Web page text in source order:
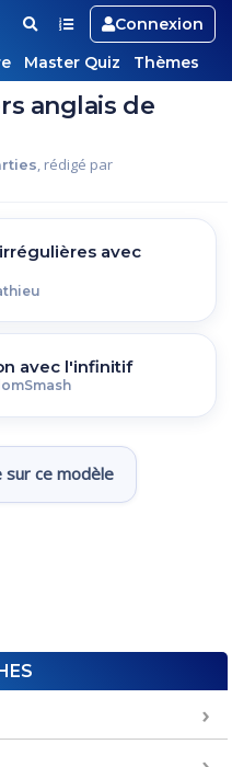
Connexion
Master Quiz Thèmes
anglais de
, rédigé par
avec
avec l'infinitif
sur ce modèle